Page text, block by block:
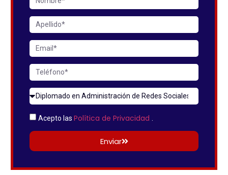
Acepto las Política de Privacidad
Enviar